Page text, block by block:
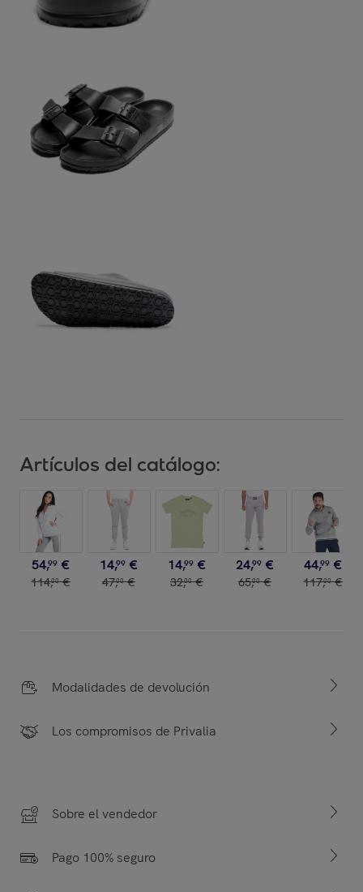
Artículos del catálogo:
54,99 €
114,00 €
14,99 €
47,00 €
14,99 €
32,00 €
24,99 €
65,00 €
44,99 €
117,00 €
Modalidades de devolución
Los compromisos de Privalia
Sobre el vendedor
Pago 100% seguro